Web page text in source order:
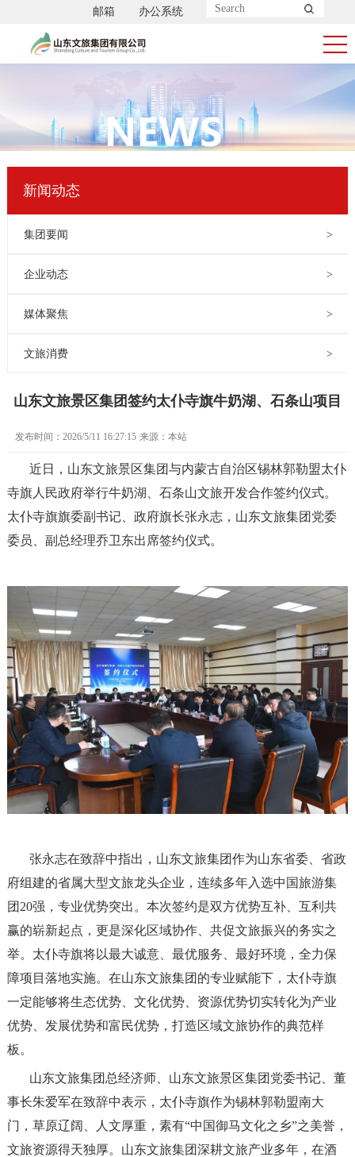
办公系统
邮箱
新闻动态
集团要闻 >
企业动态 >
媒体聚焦 >
文旅消费 >
山东文旅景区集团签约太仆寺旗牛奶湖、石条山项目
发布时间：2026/5/11 16:27:15 来源：本站
近日，山东文旅景区集团与内蒙古自治区锡林郭勒盟太仆
寺旗人民政府举行牛奶湖、石条山文旅开发合作签约仪式。
太仆寺旗旗委副书记、政府旗长张永志， 山东文旅集团党委
委员、副总经理乔卫东出席签约仪式。
张永志在致辞中指出，山东文旅集团作为山东省委、省政
府组建的省属大型文旅龙头企业，连续多年入选中国旅游集
团20强，专业优势突出。本次签约是双方优势互补、互利共
赢的崭新起点，更是深化区域协作、共促文旅振兴的务实之
举。太仆寺旗将以最大诚意、最优服务、最好环境，全力保
障项目落地实施。在山东文旅集团的专业赋能下，太仆寺旗
一定能够将生态优势、文化优势、资源优势切实转化为产业
优势、发展优势和富民优势，打造区域文旅协作的典范样
板。
山东文旅集团总经济师、山东文旅景区集团党委书记、董
事长朱爱军在致辞中表示，太仆寺旗作为锡林郭勒盟南大
门，草原辽阔、人文厚重，素有“中国御马文化之乡”之美誉，
文旅资源得天独厚。山东文旅集团深耕文旅产业多年，在酒